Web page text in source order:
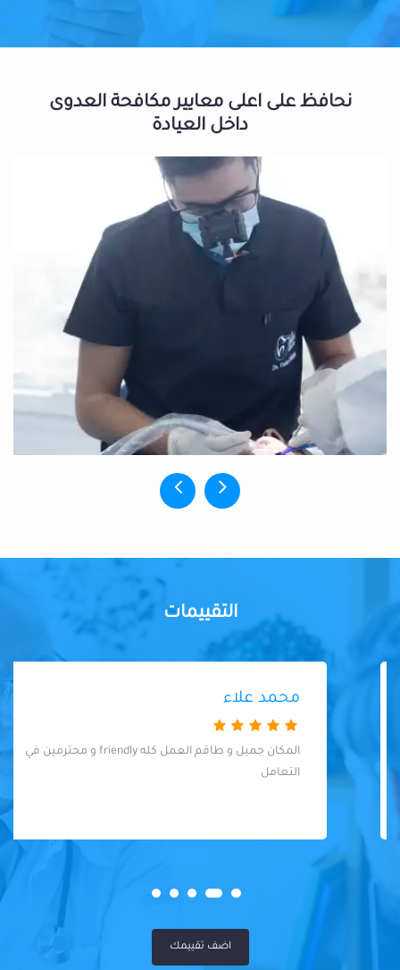
نحافظ على اعلى معايير مكافحة العدوى
داخل العيادة
التقييمات
محمد علاء
المكان جميل و طاقم العمل كله friendly و محترمين في
اضف تقييمك